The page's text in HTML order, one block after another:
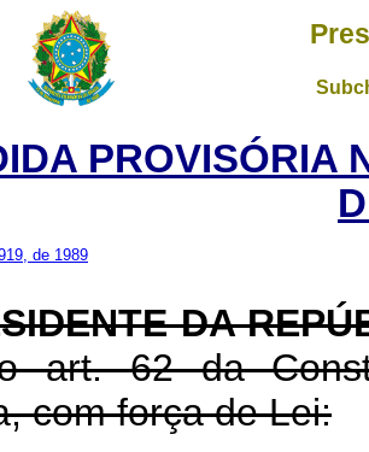
PROVISÓRIA
de 1989
DA
art. 62 da
com força de Lei: